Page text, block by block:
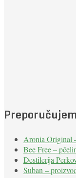
Aronia Original
Bee Free –
Destilerija
Suban –